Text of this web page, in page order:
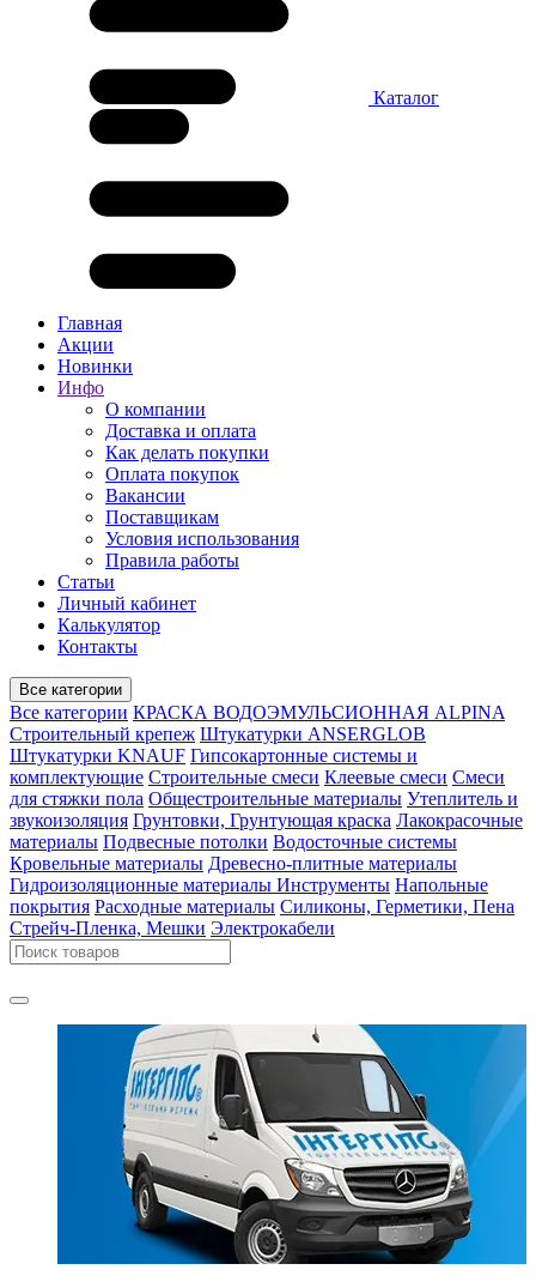
Каталог
Главная
Акции
Новинки
Инфо
О компании
Доставка и оплата
Как делать покупки
Оплата покупок
Вакансии
Поставщикам
Условия использования
Правила работы
Статьи
Личный кабинет
Калькулятор
Контакты
Все категории
Все категории КРАСКА ВОДОЭМУЛЬСИОННАЯ ALPINA
Строительный крепеж Штукатурки ANSERGLOB
Штукатурки KNAUF Гипсокартонные системы и
комплектующие Строительные смеси Клеевые смеси Смеси
для стяжки пола Общестроительные материалы Утеплитель и
звукоизоляция Грунтовки, Грунтующая краска Лакокрасочные
материалы Подвесные потолки Водосточные системы
Кровельные материалы Древесно-плитные материалы
Гидроизоляционные материалы Инструменты Напольные
покрытия Расходные материалы Силиконы, Герметики, Пена
Стрейч-Пленка, Мешки Электрокабели